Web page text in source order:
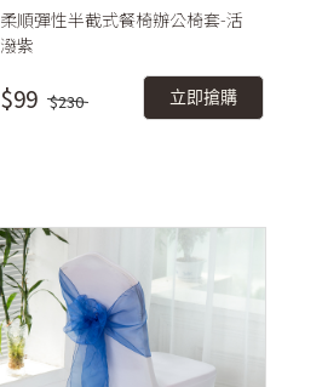
柔順彈性半截式餐椅辦公椅套-活
潑紫
$99 $230 立即搶購